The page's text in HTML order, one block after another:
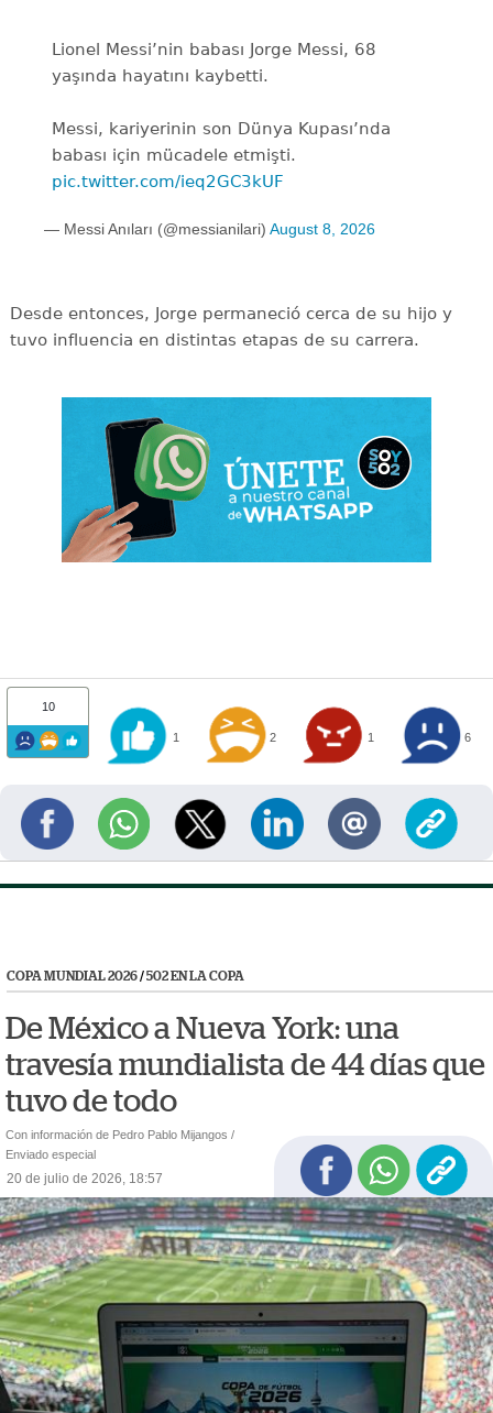
Lionel Messi’nin babası Jorge Messi, 68
yaşında hayatını kaybetti.
Messi, kariyerinin son Dünya Kupası’nda
babası için mücadele etmişti.
pic.twitter.com/ieq2GC3kUF
— Messi Anıları (@messianilari) August 8, 2026
Desde entonces, Jorge permaneció cerca de su hijo y
tuvo influencia en distintas etapas de su carrera.
10
1 2 1 6
COPA MUNDIAL 2026/502 EN LA COPA
De México a Nueva York: una
travesía mundialista de 44 días que
tuvo de todo
Con información de Pedro Pablo Mijangos /
Enviado especial
20 de julio de 2026, 18:57